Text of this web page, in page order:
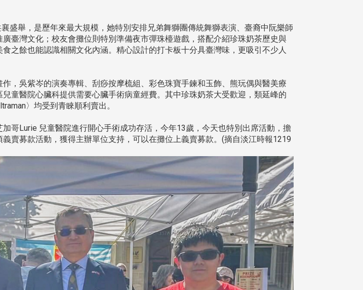
盛舉，是歷年來最大規模，她特別安排兄弟舞獅團傳統舞獅表演、臺裔中阮樂師
臺灣文化；校友會攤位則特別準備夜市彈珠檯遊戲，搭配介紹珍珠奶茶歷史與
之餘也能認識相關文化內涵。精心設計的打卡板十分具臺灣味，更吸引不少人
，吳紫岑的演奏專輯、刮痧按摩梳組、彩色珠寶手鍊和玉飾、熊玩偶與醫美療
童醫院心臟科提供需要心臟手術病童經費。其中珍珠奶茶大受歡迎，類延峰的
〉均受到青睞順利賣出。
哥Lurie 兒童醫院進行開心手術成功存活，今年13歲，今天也特別出席活動，擔
賣募款活動，獲得主辦單位支持，可以在攤位上義賣募款。(摘自淡江時報1219